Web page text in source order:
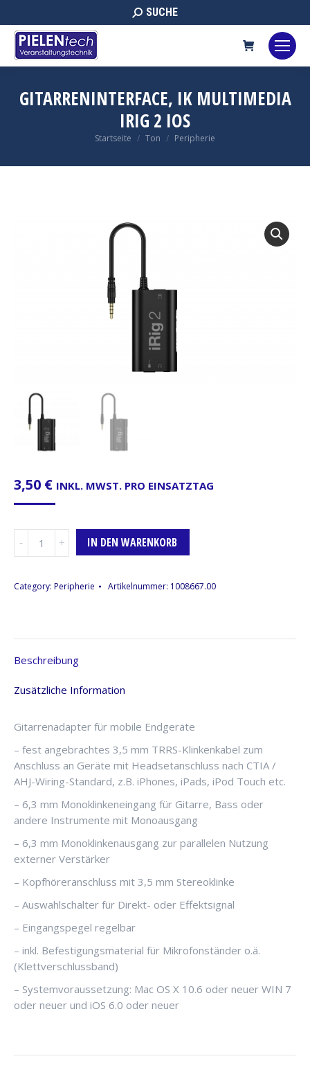
Search:
SUCHE
GITARRENINTERFACE, IK MULTIMEDIA
IRIG 2 IOS
Sie befinden sich hier:
Startseite Ton Peripherie
3,50 € INKL. MWST. PRO EINSATZTAG
Gitarreninterface,
iRig
IN DEN WARENKORB
Category: Peripherie Artikelnummer: 1008667.00
Beschreibung
Zusätzliche Information
Gitarrenadapter für mobile Endgeräte
– fest angebrachtes 3,5 mm TRRS-Klinkenkabel zum
Anschluss an Geräte mit Headsetanschluss nach CTIA /
AHJ-Wiring-Standard, z.B. iPhones, iPads, iPod Touch etc.
– 6,3 mm Monoklinkeneingang für Gitarre, Bass oder
andere Instrumente mit Monoausgang
– 6,3 mm Monoklinkenausgang zur parallelen Nutzung
externer Verstärker
– Kopfhöreranschluss mit 3,5 mm Stereoklinke
– Auswahlschalter für Direkt- oder Effektsignal
– Eingangspegel regelbar
– inkl. Befestigungsmaterial für Mikrofonständer o.ä.
(Klettverschlussband)
– Systemvoraussetzung: Mac OS X 10.6 oder neuer WIN 7
oder neuer und iOS 6.0 oder neuer